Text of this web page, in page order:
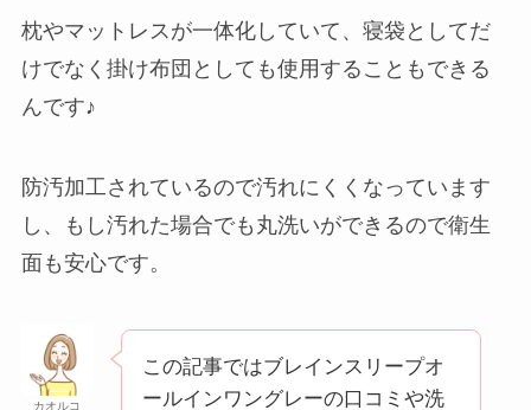
枕やマットレスが一体化していて、寝袋としてだ
けでなく掛け布団としても使用することもできる
んです♪
防汚加工されているので汚れにくくなっています
し、もし汚れた場合でも丸洗いができるので衛生
面も安心です。
カオルコ
この記事ではブレインスリープオ
ールインワングレーの口コミや洗